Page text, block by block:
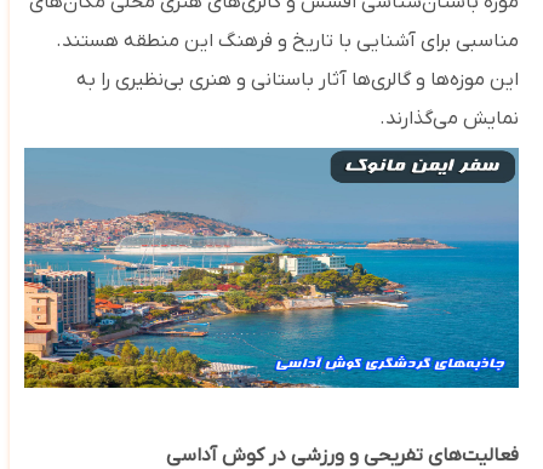
مناسبی برای آشنایی با تاریخ و فرهنگ این منطقه هستند.
این موزه‌ها و گالری‌ها آثار باستانی و هنری بی‌نظیری را به
نمایش می‌گذارند.
فعالیت‌های تفریحی و ورزشی در کوش آداسی